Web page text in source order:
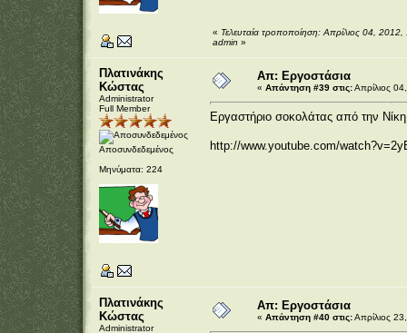
« Τελευταία τροποποίηση: Απρίλιος 04,
admin »
Πλατινάκης
Κώστας
Administrator
Full Member
Αποσυνδεδεμένος
Μηνύματα: 224
Απ: Εργοστάσια
« Απάντηση #39 στις:Απρίλιος
Εργαστήριο σοκολάτας από την
http://www.youtube.com/
Πλατινάκης
Κώστας
Administrator
Απ: Εργοστάσια
« Απάντηση #40 στις:Απρίλιος